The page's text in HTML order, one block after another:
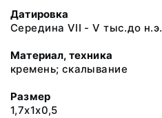
Датировка
Середина VII - V тыс.до н.э.
Материал, техника
кремень; скалывание
Размер
1,7х1х0,5